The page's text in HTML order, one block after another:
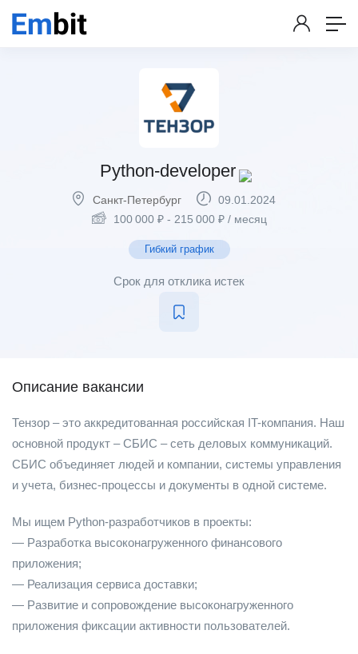
Python-developer
Санкт-Петербург
09.01.2024
100 000 ₽- 215 000 ₽/ месяц
Гибкий график
Срок для отклика истек
Описание вакансии
Тензор – это аккредитованная российская IT-компания. Наш
основной продукт – СБИС – сеть деловых коммуникаций.
СБИС объединяет людей и компании, системы управления
и учета, бизнес-процессы и документы в одной системе.
Мы ищем Python-разработчиков в проекты:
— Разработка высоконагруженного финансового
приложения;
— Реализация сервиса доставки;
— Развитие и сопровождение высоконагруженного
приложения фиксации активности пользователей.